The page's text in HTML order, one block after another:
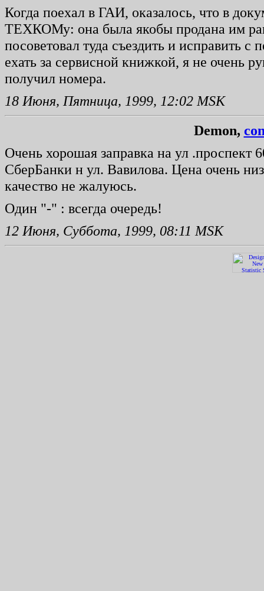
Когда поехал в ГАИ, оказалось, что в
ТЕХКОМу: она была якобы продана им
посоветовал туда съездить и исправить
ехать за сервисной книжкой, я не очень
получил номера.
18 Июня, Пятница, 1999, 12:02 MSK
Demon,
Очень хорошая заправка на ул .проспект
СберБанки н ул. Вавилова. Цена очень
качество не жалуюсь.
Один "-" : всегда очередь!
12 Июня, Суббота, 1999, 08:11 MSK